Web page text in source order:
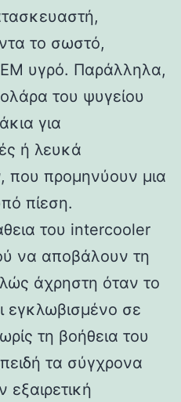
το σωστό,
υγρό. Παράλληλα,
του ψυγείου
για
ή λευκά
που προμηνύουν μια
πίεση.
του intercooler
να αποβάλουν τη
άχρηστη όταν το
εγκλωβισμένο σε
τη βοήθεια του
τα σύγχρονα
εξαιρετική